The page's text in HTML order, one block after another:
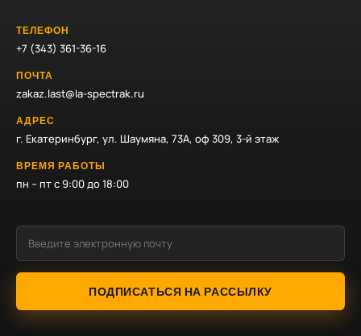
ТЕЛЕФОН
+7 (343) 361-36-16
ПОЧТА
zakaz.last@la-spectrak.ru
АДРЕС
г. Екатеринбург, ул. Шаумяна, 73А, оф 309, 3-й этаж
ВРЕМЯ РАБОТЫ
пн – пт с 9:00 до 18:00
ПОДПИСАТЬСЯ НА РАССЫЛКУ